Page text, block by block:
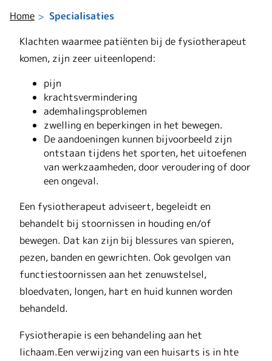
Home Specialisaties
Klachten waarmee patiënten bij de fysiotherapeut
komen, zijn zeer uiteenlopend:
pijn
krachtsvermindering
ademhalingsproblemen
zwelling en beperkingen in het bewegen.
De aandoeningen kunnen bijvoorbeeld zijn
ontstaan tijdens het sporten, het uitoefenen
van werkzaamheden, door veroudering of door
een ongeval.
Een fysiotherapeut adviseert, begeleidt en
behandelt bij stoornissen in houding en/of
bewegen. Dat kan zijn bij blessures van spieren,
pezen, banden en gewrichten. Ook gevolgen van
functiestoornissen aan het zenuwstelsel,
bloedvaten, longen, hart en huid kunnen worden
behandeld.
Fysiotherapie is een behandeling aan het
lichaam.Een verwijzing van een huisarts is in hte